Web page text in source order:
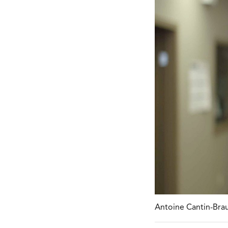
Antoine Cantin-